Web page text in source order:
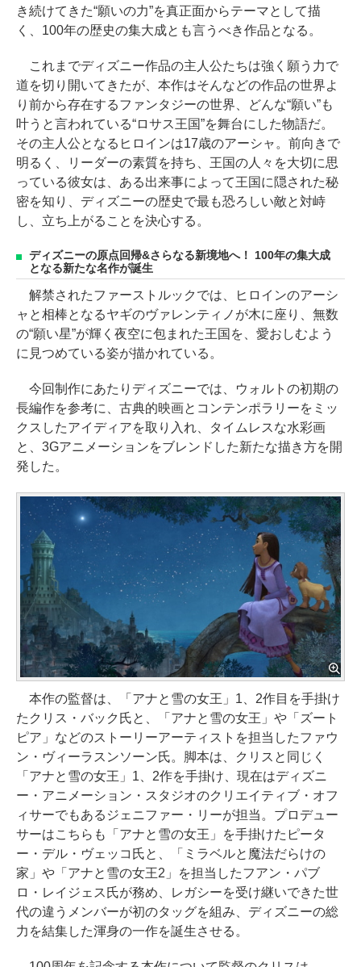
き続けてきた“願いの力”を真正面からテーマとして描
く、100年の歴史の集大成とも言うべき作品となる。
これまでディズニー作品の主人公たちは強く願う力で
道を切り開いてきたが、本作はそんなどの作品の世界よ
り前から存在するファンタジーの世界、どんな“願い”も
叶うと言われている“ロサス王国”を舞台にした物語だ。
その主人公となるヒロインは17歳のアーシャ。前向きで
明るく、リーダーの素質を持ち、王国の人々を大切に思
っている彼女は、ある出来事によって王国に隠された秘
密を知り、ディズニーの歴史で最も恐ろしい敵と対峙
し、立ち上がることを決心する。
ディズニーの原点回帰&さらなる新境地へ！ 100年の集大成
となる新たな名作が誕生
解禁されたファーストルックでは、ヒロインのアーシ
ャと相棒となるヤギのヴァレンティノが木に座り、無数
の“願い星”が輝く夜空に包まれた王国を、愛おしむよう
に見つめている姿が描かれている。
今回制作にあたりディズニーでは、ウォルトの初期の
長編作を参考に、古典的映画とコンテンポラリーをミッ
クスしたアイディアを取り入れ、タイムレスな水彩画
と、3Gアニメーションをブレンドした新たな描き方を開
発した。
本作の監督は、「アナと雪の女王」1、2作目を手掛け
たクリス・バック氏と、「アナと雪の女王」や「ズート
ピア」などのストーリーアーティストを担当したファウ
ン・ヴィーラスンソーン氏。脚本は、クリスと同じく
「アナと雪の女王」1、2作を手掛け、現在はディズニ
ー・アニメーション・スタジオのクリエイティブ・オフ
ィサーでもあるジェニファー・リーが担当。プロデュー
サーはこちらも「アナと雪の女王」を手掛けたピータ
ー・デル・ヴェッコ氏と、「ミラベルと魔法だらけの
家」や「アナと雪の女王2」を担当したフアン・パブ
ロ・レイジェス氏が務め、レガシーを受け継いできた世
代の違うメンバーが初のタッグを組み、ディズニーの総
力を結集した渾身の一作を誕生させる。